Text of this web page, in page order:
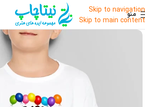
Skip to navigation
Skip to main content
منو